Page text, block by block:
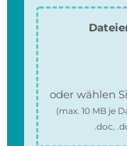
oder wählen
(max. 10 MBje
.doc,